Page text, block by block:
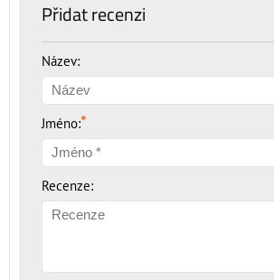
Přidat recenzi
Název:
Jméno:*
Recenze: